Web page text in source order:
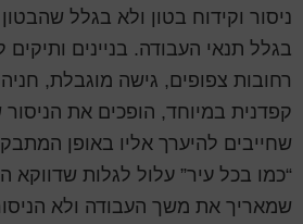
ניסור וקידוח בטון ולא בגלל
בגלל תנאי העבודה. בניינים
רחובות צפופים, גישה מוגבלת, חניה
קפדנית במיוחד, הופכים את
שחייבים להיערך אליו באופן
“כמו בכל עיר” עלול לגלות שדווקא
שמאריך את משך העבודה ולא